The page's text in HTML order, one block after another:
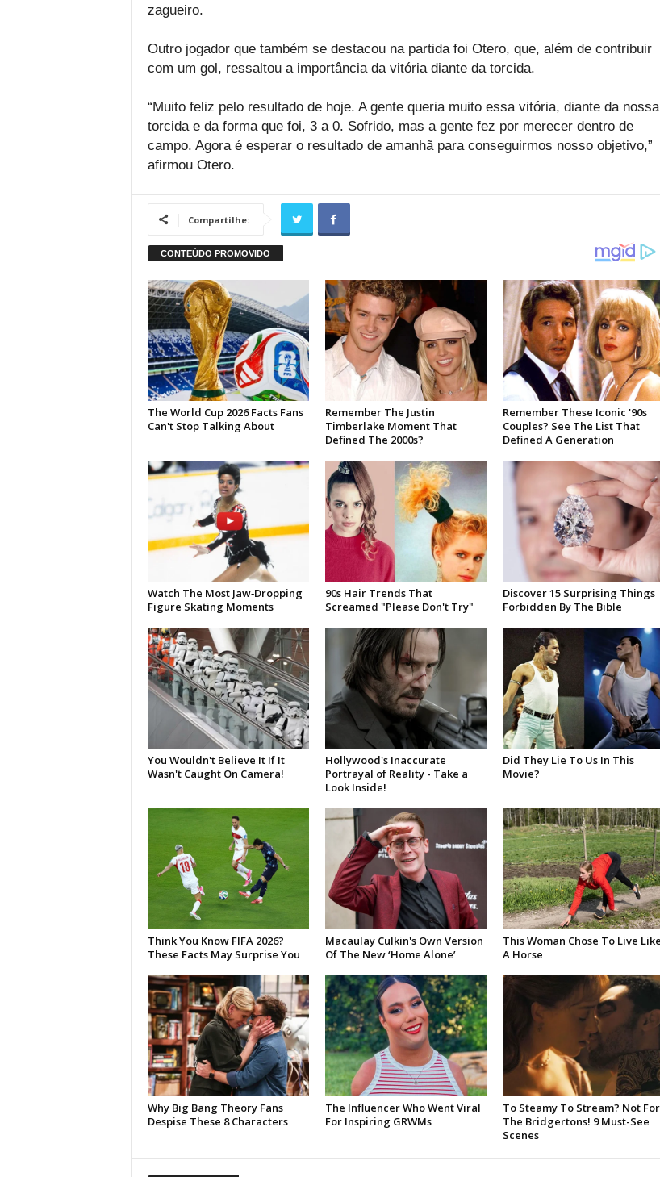
zagueiro.
Outro jogador que também se destacou na partida foi Otero, que, além de contribuir
com um gol, ressaltou a importância da vitória diante da torcida.
“Muito feliz pelo resultado de hoje. A gente queria muito essa vitória, diante da nossa
torcida e da forma que foi, 3 a 0. Sofrido, mas a gente fez por merecer dentro de
campo. Agora é esperar o resultado de amanhã para conseguirmos nosso objetivo,”
afirmou Otero.
Compartilhe: